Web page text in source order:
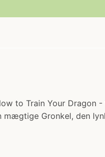
to Train Your Dragon
Gronkel, den